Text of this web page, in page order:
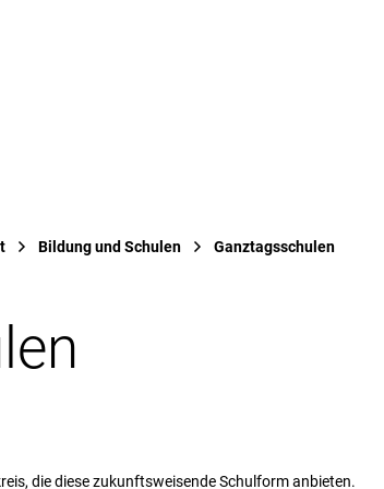
Bildung und Schulen Ganztagsschulen
die diese zukunftsweisende Schulform anbieten.